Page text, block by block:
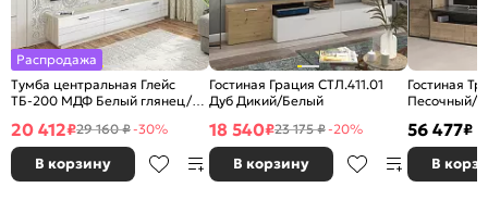
Распродажа
Тумба центральная Глейс
ТБ-200 МДФ Белый глянец/
20 412₽29 160 ₽-30%
В корзину
Гостиная Грация СТЛ.411.01
Дуб Дикий/Белый
18 540₽23 175 ₽-20%
В корзину
Гостиная
Песочный/
56 477₽
В